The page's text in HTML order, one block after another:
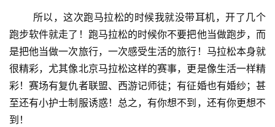
所以，这次跑马拉松的时候我就没带耳机，开了几个
跑步软件就走了！跑马拉松的时候你不要把他当做跑步，而
是把他当做一次旅行，一次感受生活的旅行！马拉松本身就
很精彩，尤其像北京马拉松这样的赛事，更是像生活一样精
彩！赛场有复仇者联盟、西游记师徒；有征婚也有婚纱；甚
至还有小护士制服诱惑！总之，有你想不到，还有你更想不
到！